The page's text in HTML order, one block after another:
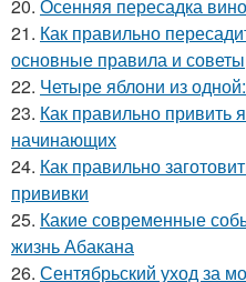
20. Осенняя пересадка
21. Как правильно
основные правила и советы
22. Четыре яблони из
23. Как правильно привить
начинающих
24. Как правильно
прививки
25. Какие современные
жизнь Абакана
26. Сентябрьский уход за